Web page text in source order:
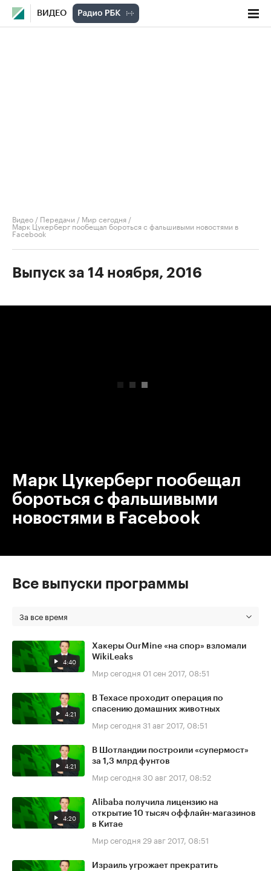
ВИДЕО
Видео / Передачи / Мир сегодня /
Марк Цукерберг пообещал бороться с фальшивыми новостями в
Facebook
Выпуск за 14 ноября, 2016
Марк Цукерберг пообещал
бороться с фальшивыми
новостями в Facebook
Все выпуски программы
За все время
4:40
Хакеры OurMine «на спор» взломали
WikiLeaks
Мир сегодня 01 сен 2017, 08:51
4:21
В Техасе проходит операция по
спасению домашних животных
Мир сегодня 31 авг 2017, 08:51
4:21
В Шотландии построили «супермост»
за 1,3 млрд фунтов
Мир сегодня 30 авг 2017, 08:52
4:20
Alibaba получила лицензию на
открытие 10 тысяч оффлайн-магазинов
в Китае
Мир сегодня 29 авг 2017, 08:51
Израиль угрожает прекратить